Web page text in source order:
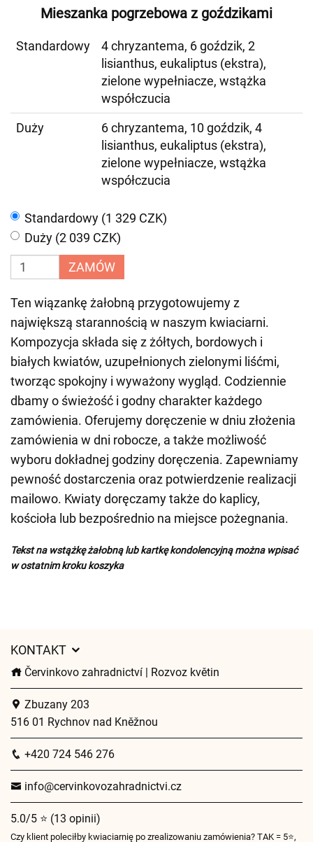
Mieszanka pogrzebowa z goździkami
Standardowy
4 chryzantema, 6 goździk, 2
lisianthus, eukaliptus (ekstra),
zielone wypełniacze, wstążka
współczucia
Duży
6 chryzantema, 10 goździk, 4
lisianthus, eukaliptus (ekstra),
zielone wypełniacze, wstążka
współczucia
Standardowy (1 329 CZK)
Duży (2 039 CZK)
ZAMÓW
Ten wiązankę żałobną przygotowujemy z
największą starannością w naszym kwiaciarni.
Kompozycja składa się z żółtych, bordowych i
białych kwiatów, uzupełnionych zielonymi liśćmi,
tworząc spokojny i wyważony wygląd. Codziennie
dbamy o świeżość i godny charakter każdego
zamówienia. Oferujemy doręczenie w dniu złożenia
zamówienia w dni robocze, a także możliwość
wyboru dokładnej godziny doręczenia. Zapewniamy
pewność dostarczenia oraz potwierdzenie realizacji
mailowo. Kwiaty doręczamy także do kaplicy,
kościoła lub bezpośrednio na miejsce pożegnania.
Tekst na wstążkę żałobną lub kartkę kondolencyjną można wpisać
w ostatnim kroku koszyka
KONTAKT
Červinkovo zahradnictví | Rozvoz květin
Zbuzany 203
516 01 Rychnov nad Kněžnou
+420 724 546 276
info@cervinkovozahradnictvi.cz
5.0/5 ⭐ (13 opinii)
Czy klient poleciłby kwiaciarnię po zrealizowaniu zamówienia? TAK = 5⭐,